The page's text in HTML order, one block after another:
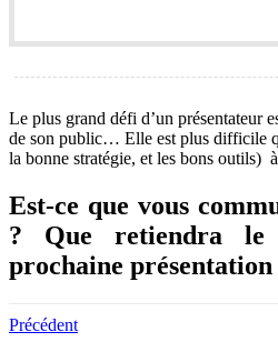
Le plus grand défi d’un présentateur
de son public… Elle est plus difficile
la bonne stratégie, et les bons outils)
Est-ce que vous
? Que retiendra
prochaine présentation
Précédent